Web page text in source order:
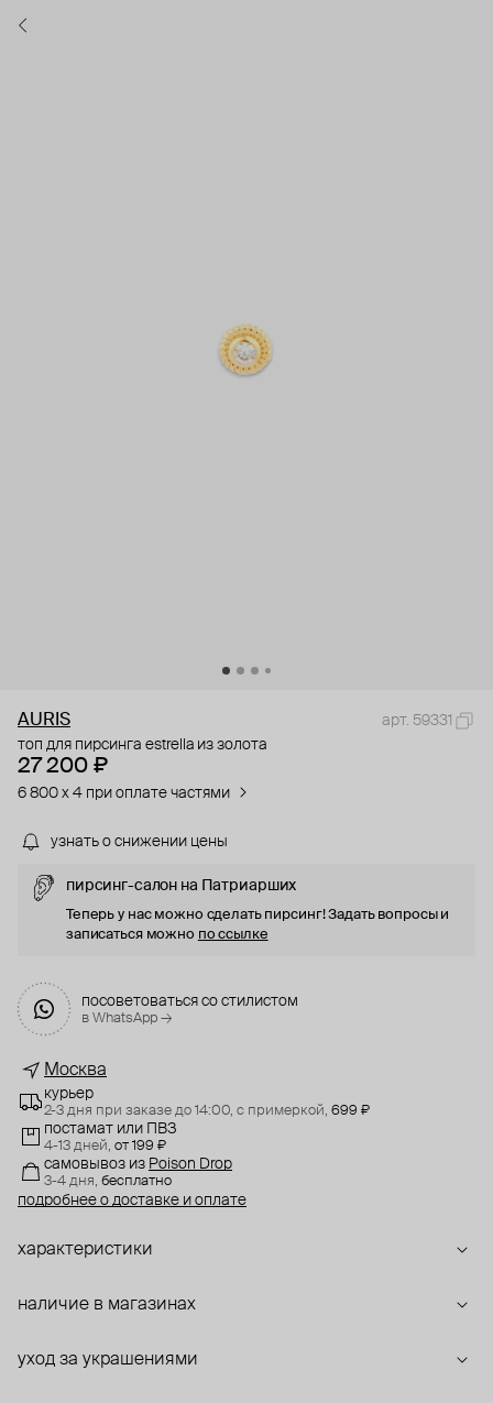
AURIS
арт. 59331
топ для пирсинга estrella из золота
27 200 ₽
6 800 x 4 при оплате частями
узнать о снижении цены
пирсинг-салон на Патриарших
Теперь у нас можно сделать пирсинг! Задать вопросы и
записаться можно по ссылке
посоветоваться со стилистом
в WhatsApp →
Москва
курьер
2-3 дня при заказе до 14:00, с примеркой, 699 ₽
постамат или ПВЗ
4-13 дней, от 199 ₽
самовывоз из Poison Drop
3-4 дня, бесплатно
подробнее о доставке и оплате
характеристики
наличие в магазинах
уход за украшениями